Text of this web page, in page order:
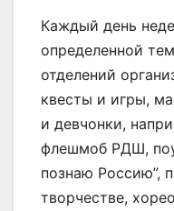
Каждый день
определенной
отделений
квесты и игры,
и девчонки,
флешмоб РДШ,
познаю Россию”,
творчестве,